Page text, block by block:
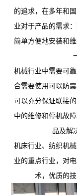
的追求，在多年和
业对于产品的需求
简单方便地安装和
机械行业中需要可
合需要使用可以防
可以充分保证联接
中的维修和停机故
品及解
机床行业、纺织机
业的重点行业，对
术，优质的